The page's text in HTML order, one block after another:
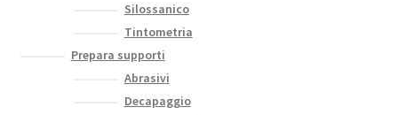
Silossanico
Tintometria
Prepara supporti
Abrasivi
Decapaggio